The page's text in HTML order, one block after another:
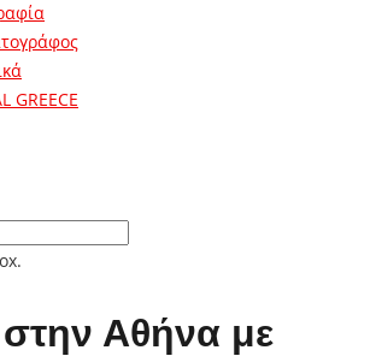
GREECE
Αθήνα με